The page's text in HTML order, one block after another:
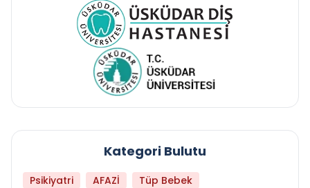
Kategori Bulutu
Psikiyatri AFAZİ
Tüp Bebek